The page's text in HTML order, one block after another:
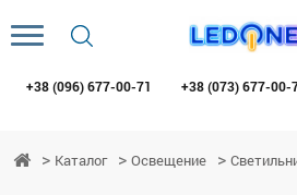
+38 (096) 677-00-71 +38 (073)677-00-
Каталог Освещение